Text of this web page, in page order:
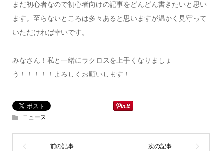
まだ初心者なので初心者向けの記事をどんどん書きたいと思い
ます。至らないところは多々あると思いますが温かく見守って
いただければ幸いです。
みなさん！私と一緒にラクロスを上手くなりましょ
う！！！！！よろしくお願いします！
ニュース